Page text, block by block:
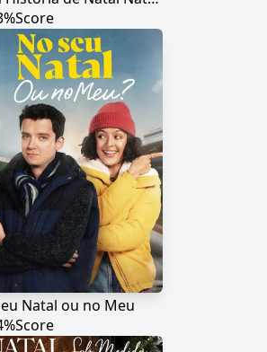
%Score
Natal ou no Meu
%Score